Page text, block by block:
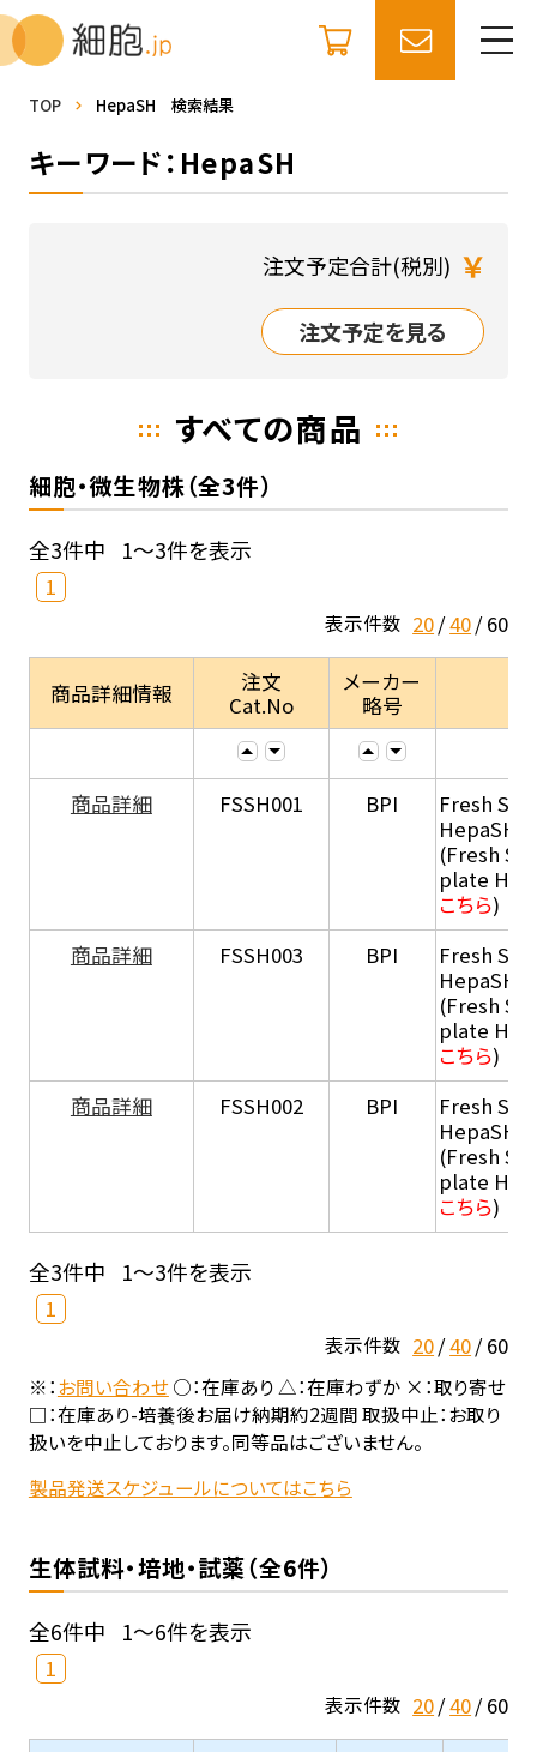
TOP HepaSH 検索結果
キーワード：HepaSH
注文予定合計(税別) ￥
注文予定を見る
すべての商品
細胞・微生物株（全3件）
全3件中 1～3件を表示
1
表示件数 20 40 60
商品詳細情報
注文
Cat.No
メーカー
略号
商品詳細 FSSH001 BPI
Fresh
HepaSH®
(Fresh
plate
こちら)
商品詳細
FSSH003 BPI
Fresh
HepaSH®
(Fresh
plate
こちら)
商品詳細
FSSH002 BPI
Fresh
HepaSH®
(Fresh
plate
こちら)
全3件中 1～3件を表示
1
表示件数 20 40 60
※：お問い合わせ○：在庫あり △：在庫わずか ×：取り寄せ
□：在庫あり-培養後お届け納期約2週間 取扱中止：お取り
扱いを中止しております。同等品はございません。
製品発送スケジュールについてはこちら
生体試料・培地・試薬（全6件）
全6件中 1～6件を表示
1
表示件数 20 40 60